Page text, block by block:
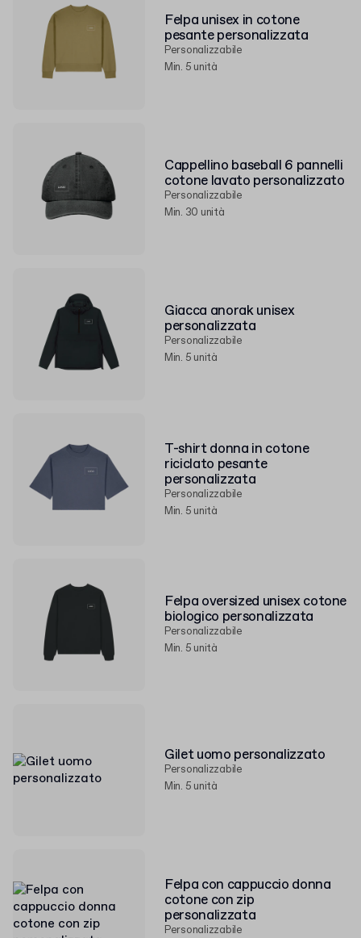
Felpa unisex in cotone
pesante personalizzata
Personalizzabile
Min. 5 unità
Cappellino baseball 6 pannelli
cotone lavato personalizzato
Personalizzabile
Min. 30 unità
Giacca anorak unisex
personalizzata
Personalizzabile
Min. 5 unità
T-shirt donna in cotone
riciclato pesante
personalizzata
Personalizzabile
Min. 5 unità
Felpa oversized unisex cotone
biologico personalizzata
Personalizzabile
Min. 5 unità
Gilet uomo personalizzato
Personalizzabile
Min. 5 unità
Felpa con cappuccio donna
cotone con zip
personalizzata
Personalizzabile